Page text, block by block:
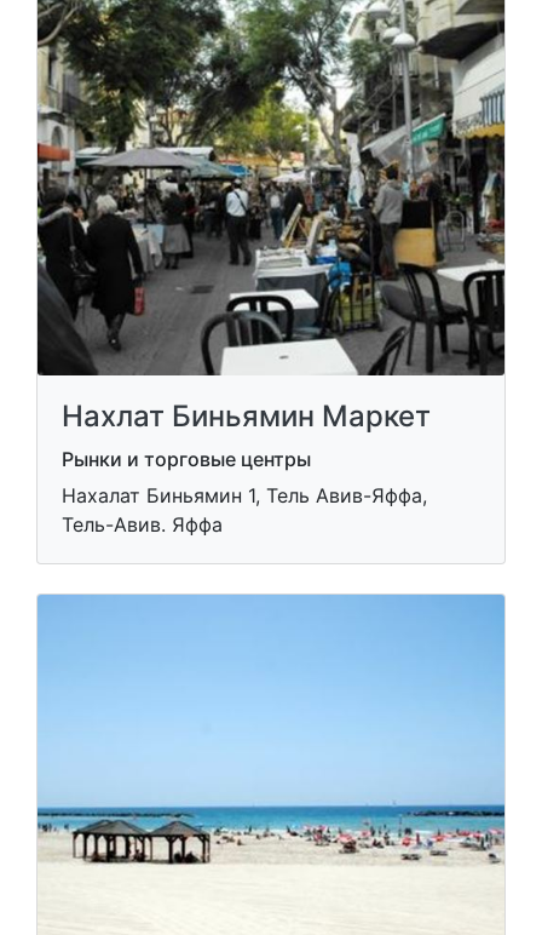
Нахлат Биньямин Маркет
Рынки и торговые центры
Нахалат Биньямин 1, Тель Авив-Яффа,
Тель-Авив. Яффа